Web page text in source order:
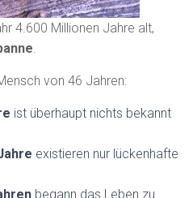
4.600 Millionen Jahre alt,
.
von 46 Jahren:
ist überhaupt nichts bekannt
existieren nur lückenhafte
begann das Leben zu